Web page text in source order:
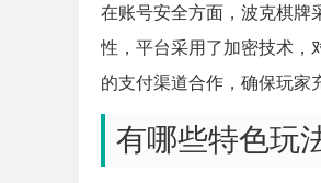
在账号安全方面，波克棋牌
性，平台采用了加密技术，
的支付渠道合作，确保玩家
有哪些特色玩